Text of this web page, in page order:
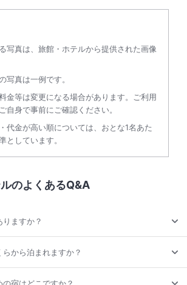
写真は、旅館・ホテルから提供された画像
写真は一例です。
金等は変更になる場合があります。ご利用
自身で事前にご確認ください。
代金が高い順については、おとな1名あた
としています。
のよくあるQ&A
ますか？
から泊まれますか？
宿はどこですか？